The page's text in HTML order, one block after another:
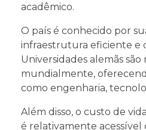
acadêmico.
O país é conhecido por
infraestrutura eficiente e
Universidades alemãs
mundialmente,
como engenharia,
Além disso, o custo de
é relativamente